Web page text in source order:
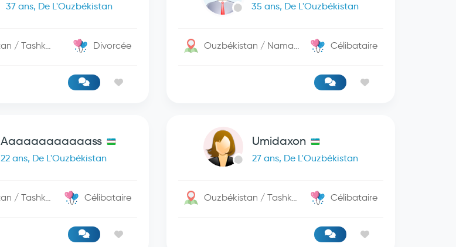
37 ans, De L'Ouzbékistan
Ouzbékistan / Tashkent Divorcée
35 ans, De L'Ouzbékistan
Ouzbékistan / Namangan Célibataire
Aaaaaaaaaaaass
22 ans, De L'Ouzbékistan
Ouzbékistan / Tashkent Célibataire
Umidaxon
27 ans, De L'Ouzbékistan
Ouzbékistan / Tashkent Célibataire